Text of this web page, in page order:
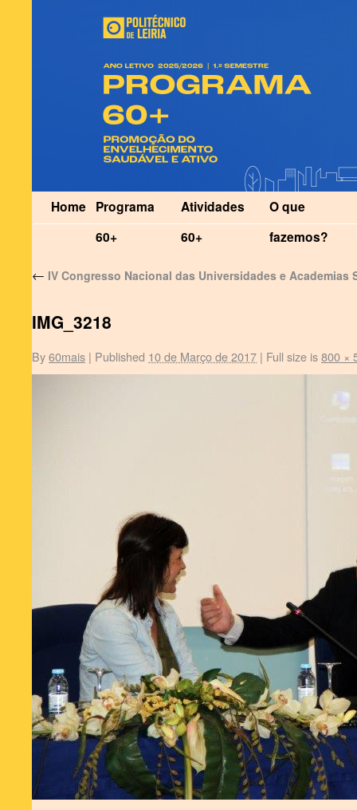
Home Programa
60+
Atividades
60+
O que
fazemos?
← IV Congresso Nacional das Universidades e Academias
IMG_3218
By60mais | Published 10 de Março de 2017 | Full size is800 ×